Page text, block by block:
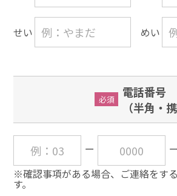
せい めい
電話番号
（半角・
必須
※確認事項がある場合、ご連絡をす
す。